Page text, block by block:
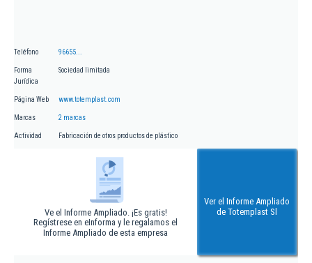
Teléfono 96655...
Forma
Jurídica
Sociedad limitada
Página Web www.totemplast.com
Marcas 2 marcas
Actividad Fabricación de otros productos de plástico
Ve el Informe Ampliado. ¡Es gratis!
Regístrese en eInforma y le regalamos el
Informe Ampliado de esta empresa
Ver el Informe Ampliado
de Totemplast Sl